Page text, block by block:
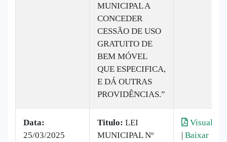
MUNICIPAL A
CONCEDER
CESSÃO DE USO
GRATUITO DE
BEM MÓVEL
QUE ESPECIFICA,
E DÁ OUTRAS
PROVIDÊNCIAS.”
Data:
25/03/2025
Titulo: LEI
MUNICIPAL Nº
Visualizar
| Baixar